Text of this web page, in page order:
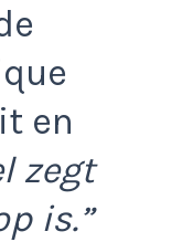
en
zegt
is.”